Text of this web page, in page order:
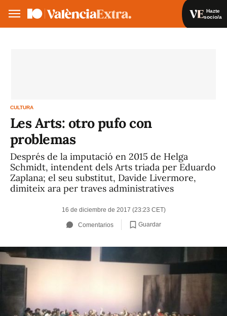
Hazte
socio/a
CULTURA
Les Arts: otro pufo con
problemas
Després de la imputació en 2015 de Helga
Schmidt, intendent dels Arts triada per Eduardo
Zaplana; el seu substitut, Davide Livermore,
dimiteix ara per traves administratives
16 de diciembre de 2017 (23:23 CET)
Comentarios Guardar